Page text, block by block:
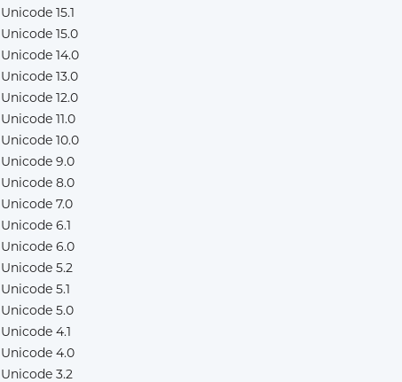
Unicode 15.1
Unicode 15.0
Unicode 14.0
Unicode 13.0
Unicode 12.0
Unicode 11.0
Unicode 10.0
Unicode 9.0
Unicode 8.0
Unicode 7.0
Unicode 6.1
Unicode 6.0
Unicode 5.2
Unicode 5.1
Unicode 5.0
Unicode 4.1
Unicode 4.0
Unicode 3.2